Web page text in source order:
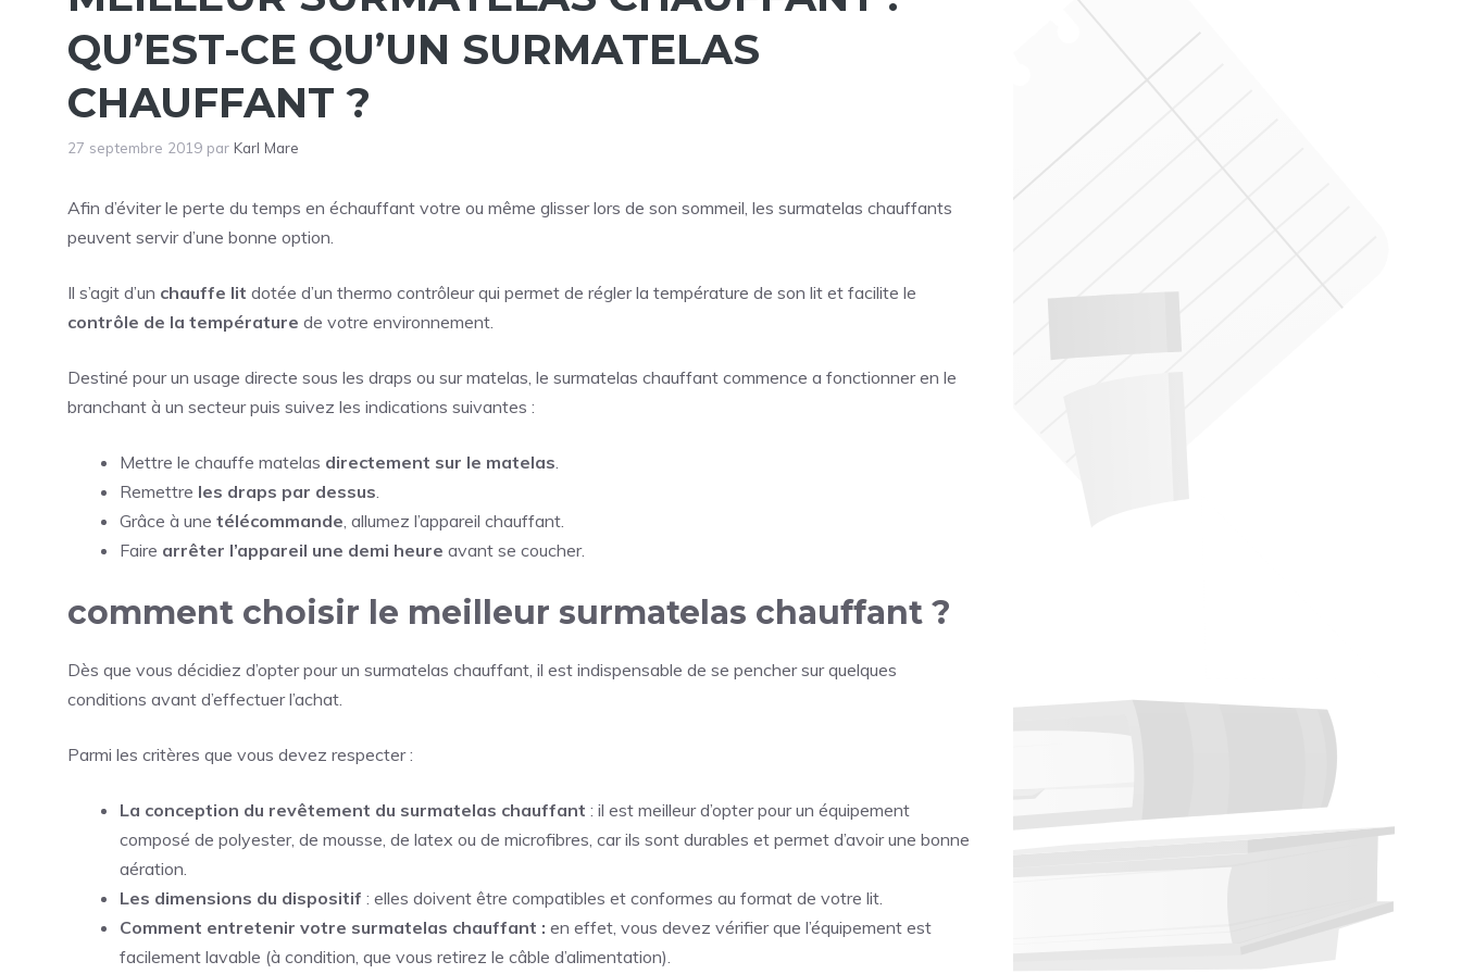
QU’EST-CE QU’UN SURMATELAS
CHAUFFANT ?
27 septembre 2019 par Karl Mare
Afin d’éviter le perte du temps en échauffant votre ou même glisser lors de son sommeil, les surmatelas chauffants
peuvent servir d’une bonne option.
Il s’agit d’un chauffe lit dotée d’un thermo contrôleur qui permet de régler la température de son lit et facilite le
contrôle de la température de votre environnement.
Destiné pour un usage directe sous les draps ou sur matelas, le surmatelas chauffant commence a fonctionner en le
branchant à un secteur puis suivez les indications suivantes :
Mettre le chauffe matelas directement sur le matelas
Remettre les draps par dessus
Grâce à une télécommande , allumez l’appareil chauffant.
Faire arrêter l’appareil une demi heure avant se coucher.
comment choisir le meilleur surmatelas chauffant ?
Dès que vous décidiez d’opter pour un surmatelas chauffant, il est indispensable de se pencher sur quelques
conditions avant d’effectuer l’achat.
Parmi les critères que vous devez respecter :
La conception du revêtement du surmatelas chauffant : il est meilleur d’opter pour un équipement
composé de polyester, de mousse, de latex ou de microfibres, car ils sont durables et permet d’avoir une bonne
aération.
Les dimensions du dispositif : elles doivent être compatibles et conformes au format de votre lit.
Comment entretenir votre surmatelas chauffant : en effet, vous devez vérifier que l’équipement est
facilement lavable (à condition, que vous retirez le câble d’alimentation).